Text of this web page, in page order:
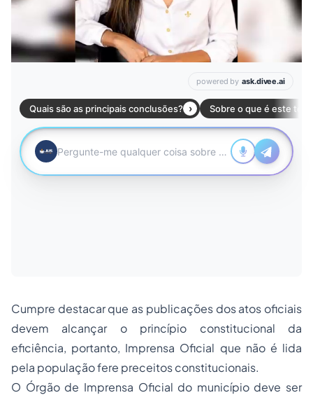
Cumpre destacar que as publicações dos atos oficiais
devem alcançar o princípio constitucional da
eficiência, portanto, Imprensa Oficial que não é lida
pela população fere preceitos constitucionais.
O Órgão de Imprensa Oficial do município deve ser